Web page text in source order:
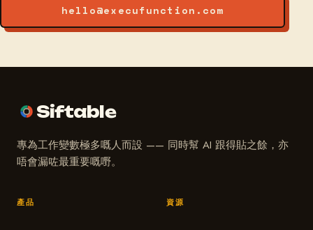
hello@execufunction.com
Siftable
專為工作變數極多嘅人而設 —— 同時幫 AI 跟得貼之餘，亦
唔會漏咗最重要嘅嘢。
產品 資源